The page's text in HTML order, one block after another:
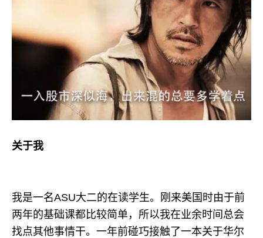
关于我
我是一名ASU大二的在读学生。刚来美国时由于前
两年的基础课都比较简单，所以我在业余时间总会
找点其他事情干。一年前碰巧接触了一本关于华尔